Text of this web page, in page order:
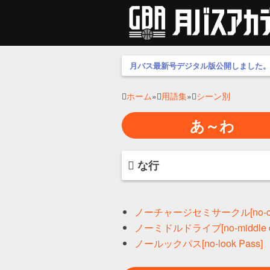
月バス最新号デジタル版公開しました。
ホーム» 用語集» シーン別
あ～わ
な行
ノーチャージセミサークル
ノーミドルドライブ[no-middle
ノールックパス[no-look Pass]